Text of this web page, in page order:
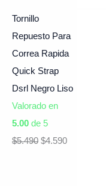
Tornillo
Repuesto Para
Correa Rapida
Quick Strap
Dsrl Negro Liso
Valorado en
5.00 de 5
$5.490 $4.590